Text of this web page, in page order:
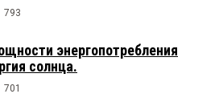
793
энергопотребления
солнца.
701